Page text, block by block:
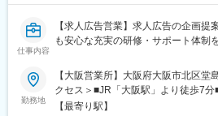
仕事内容
【求人広告営業】求人広告の企画提
も安心な充実の研修・サポート体制
勤務地
【大阪営業所】大阪府大阪市北区堂
クセス＞■JR「大阪駅」より徒歩7
■JR東西線「北新地駅」より徒歩3分
【最寄り駅】